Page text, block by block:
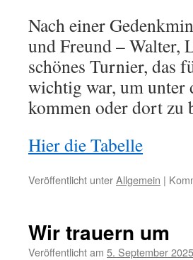
Nach einer
und Freund – Walter,
schönes Turnier, das
wichtig war, um unter
kommen oder dort
Hier die Tabelle
Veröffentlicht unterAllgemein |
Wir trauern um
Veröffentlicht am 5. September 2025